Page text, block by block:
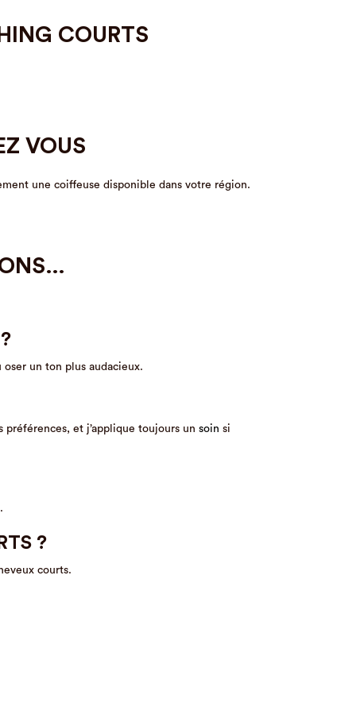
COURTS
VOUS
une coiffeuse disponible dans votre région.
oser un ton plus audacieux.
préférences, et j’applique toujours un soin si
?
courts.